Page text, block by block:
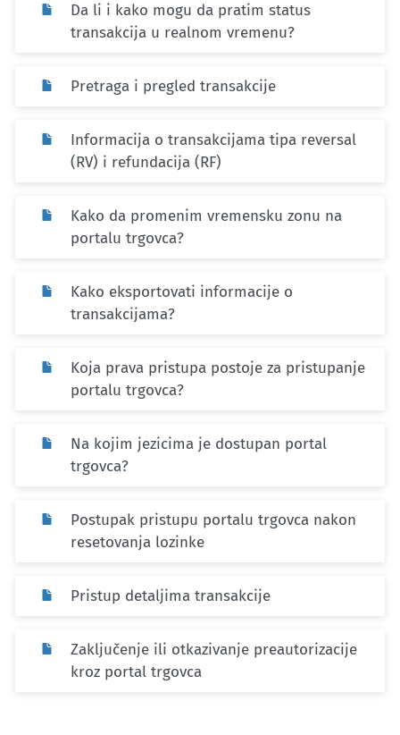
Da li i kako mogu da pratim status
transakcija u realnom vremenu?
Pretraga i pregled transakcije
Informacija o transakcijama tipa reversal
(RV) i refundacija (RF)
Kako da promenim vremensku zonu na
portalu trgovca?
Kako eksportovati informacije o
transakcijama?
Koja prava pristupa postoje za pristupanje
portalu trgovca?
Na kojim jezicima je dostupan portal
trgovca?
Postupak pristupu portalu trgovca nakon
resetovanja lozinke
Pristup detaljima transakcije
Zaključenje ili otkazivanje preautorizacije
kroz portal trgovca